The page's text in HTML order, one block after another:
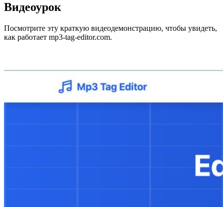
Видеоурок
Посмотрите эту краткую видеодемонстрацию, чтобы увидеть,
как работает mp3-tag-editor.com.